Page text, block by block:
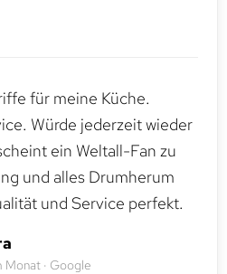
für meine Küche.
Würde jederzeit wieder
ein Weltall-Fan zu
und alles Drumherum
und Service perfekt.
Monat · Google